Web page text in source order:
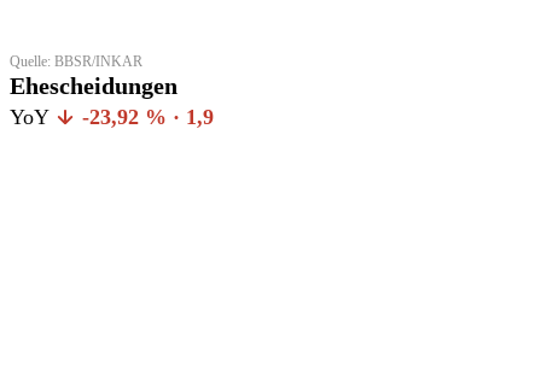
Quelle: BBSR/INKAR
Ehescheidungen
YoY -23,92 % · 1,9